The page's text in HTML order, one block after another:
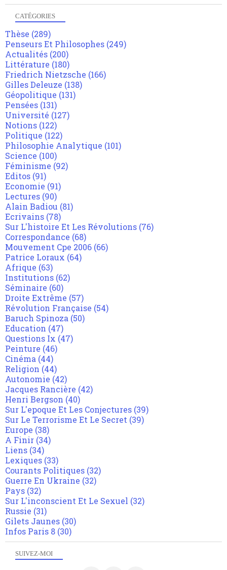
SUIVEZ-MOI
CATÉGORIES
Thèse (289)
Penseurs Et Philosophes (249)
Actualités (200)
Littérature (180)
Friedrich Nietzsche (166)
Gilles Deleuze (138)
Géopolitique (131)
Pensées (131)
Université (127)
Notions (122)
Politique (122)
Philosophie Analytique (101)
Science (100)
Féminisme (92)
Editos (91)
Economie (91)
Lectures (90)
Alain Badiou (81)
Ecrivains (78)
Sur L'histoire Et Les Révolutions (76)
Correspondance (68)
Mouvement Cpe 2006 (66)
Patrice Loraux (64)
Afrique (63)
Institutions (62)
Séminaire (60)
Droite Extrême (57)
Révolution Française (54)
Baruch Spinoza (50)
Education (47)
Questions Ix (47)
Peinture (46)
Cinéma (44)
Religion (44)
Autonomie (42)
Jacques Rancière (42)
Henri Bergson (40)
Sur L'epoque Et Les Conjectures (39)
Sur Le Terrorisme Et Le Secret (39)
Europe (38)
A Finir (34)
Liens (34)
Lexiques (33)
Courants Politiques (32)
Guerre En Ukraine (32)
Pays (32)
Sur L'inconscient Et Le Sexuel (32)
Russie (31)
Gilets Jaunes (30)
Infos Paris 8 (30)